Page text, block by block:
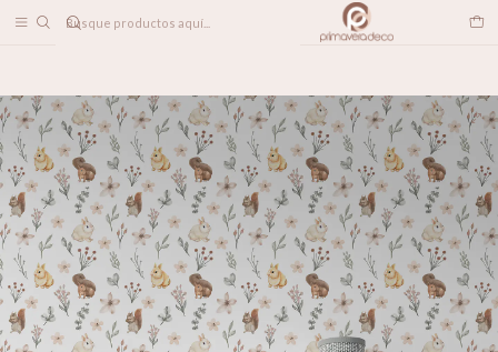
PAPELES MURALES INFANTIL